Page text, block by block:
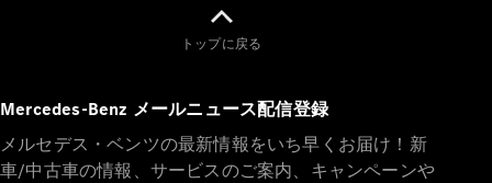
トップに戻る
Mercedes-Benz メールニュース配信登録
メルセデス・ベンツの最新情報をいち早くお届け！新
車/中古車の情報、サービスのご案内、キャンペーンや